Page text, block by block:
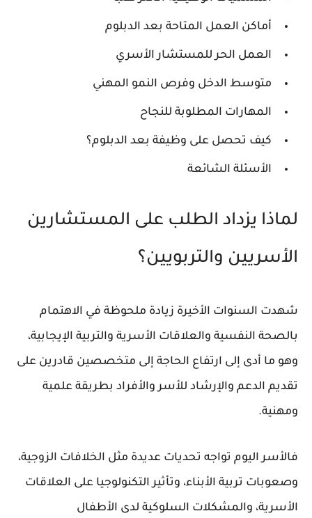
أماكن العمل المتاحة بعد الدبلوم
العمل الحر للمستشار الأسري
متوسط الدخل وفرص النمو المهني
المهارات المطلوبة للنجاح
كيف تحصل على وظيفة بعد الدبلوم؟
الأسئلة الشائعة
لماذا يزداد الطلب على المستشارين
الأسريين والتربويين؟
شهدت السنوات الأخيرة زيادة ملحوظة في الاهتمام
بالصحة النفسية والعلاقات الأسرية والتربية الإيجابية،
وهو ما أدى إلى ارتفاع الحاجة إلى متخصصين قادرين على
تقديم الدعم والإرشاد للأسر والأفراد بطريقة علمية
ومهنية.
فالأسر اليوم تواجه تحديات عديدة مثل الخلافات الزوجية،
وصعوبات تربية الأبناء، وتأثير التكنولوجيا على العلاقات
الأسرية، والمشكلات السلوكية لدى الأطفال